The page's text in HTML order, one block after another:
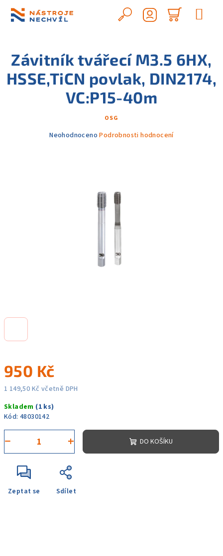
obsah
Hledat
košík
950 Kč
1 149,50 Kč včetně DPH
cena:
Skladem (1 ks)
Kód: 48030142
+
− DO KOŠÍKU
Zeptat se Sdílet
Závitník tvářecí M3.5 6HX,
HSSE,TiCN povlak, DIN2174,
VC:P15-40m
OSG
Průměrné
Neohodnoceno Podrobnosti hodnocení